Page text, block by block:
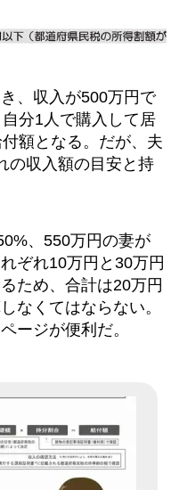
、収入が500万円で
分1人で購入して居
額となる。だが、夫
の収入額の目安と持
、550万円の妻が
ぞれ10万円と30万円
ため、合計は20万円
なくてはならない。
ージが便利だ。